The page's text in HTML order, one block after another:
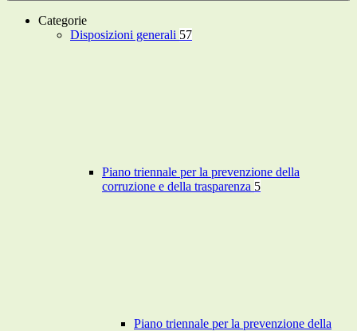
Categorie
Disposizioni generali 57
Piano triennale per la prevenzione della
corruzione e della trasparenza 5
Piano triennale per la prevenzione della